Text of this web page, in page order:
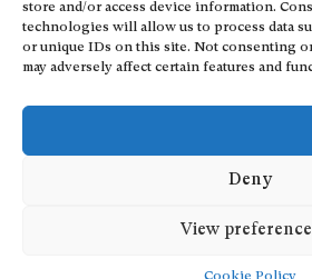
store and/or access device information.
technologies will allow us to process data
or unique IDs on this site. Not consenting
may adversely affect certain features and
Deny
View
Événements
À propos
Partenaires
Contact
Confidentialité et cookies
Devenez contributeur